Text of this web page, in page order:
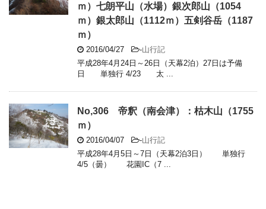
ｍ）七朗平山（水場）銀次郎山（1054
ｍ）銀太郎山（1112ｍ）五剣谷岳（1187
ｍ）
2016/04/27 -山行記
平成28年4月24日～26日（天幕2泊）27日は予備
日 単独行 4/23 太 ...
No,306 帝釈（南会津）：枯木山（1755
ｍ）
2016/04/07 -山行記
平成28年4月5日～7日（天幕2泊3日） 単独行
4/5（曇） 花園IC（7 ...